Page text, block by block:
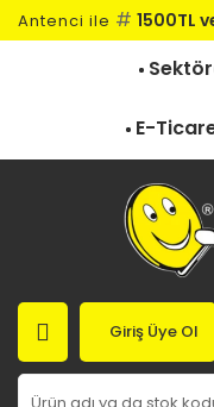
Antenci ile # 1500TL
E-
Giriş Üye Ol